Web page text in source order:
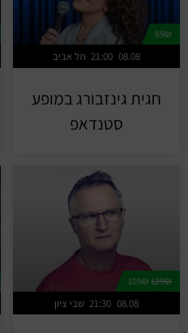
89₪
תל אביב 21:00 08.08
חגית גינזבורג במופע
סטנדאפ
129₪
שבי ציון 21:30 08.08